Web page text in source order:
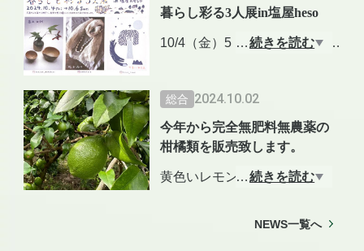
arra@eccosaxo
1つ前の投稿に詳細あり！ベト
ナムカレー（お芋と生ウコン
10/4,5 喫茶
・チェー（ベトナム蜜）
・チャイ（プレーン、無花
・自家焙煎珈琲
場所｜梅田の地下街”ディアモ
ール大阪”円形広場横のイベン
主催 広島広域都市圈產業振興
研究会光振興部会
内容観光案内、特産品の販
売、観光パンフレット配布、
抽選会
参加させて頂きます。
暮らし彩る3人展in塩屋heso
10/4（金）5（土）6（日） 10:
heso暮らしを彩る展も4回目と
なり今回は神戸の塩屋で開催
されます！
山に囲まれた広島の湯来町か
さんのぬくもりのある陶器た
…続きを読む
総合 2024.10.02
今年から完全無肥料無農薬の
柑橘類を販売致します。
黄色いレモンになるまえの香
生みかん予約販売開始！！
…続きを読む
NEWS一覧へ